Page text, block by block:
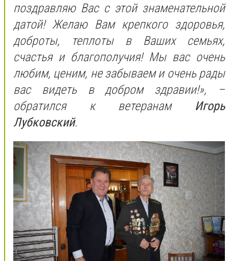
поздравляю Вас с этой знаменательной
датой! Желаю Вам крепкого здоровья,
доброты, теплоты в Ваших семьях,
счастья и благополучия! Мы вас очень
любим, ценим, не забываем и очень рады
вас видеть в добром здравии!», –
обратился к ветеранам Игорь
Лубковский.